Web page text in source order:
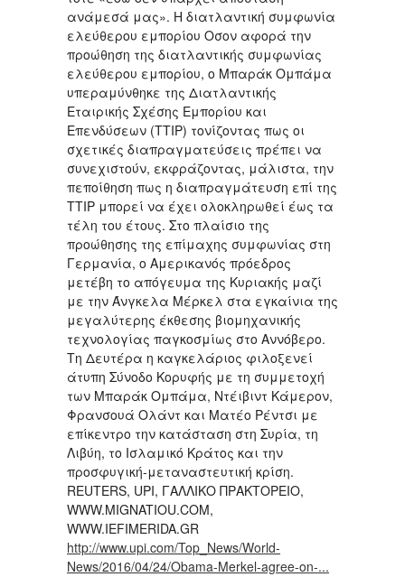
ανάμεσά μας». Η διατλαντική συμφωνία
ελεύθερου εμπορίου Οσον αφορά την
προώθηση της διατλαντικής συμφωνίας
ελεύθερου εμπορίου, ο Μπαράκ Ομπάμα
υπεραμύνθηκε της Διατλαντικής
Εταιρικής Σχέσης Εμπορίου και
Επενδύσεων (TTIP) τονίζοντας πως οι
σχετικές διαπραγματεύσεις πρέπει να
συνεχιστούν, εκφράζοντας, μάλιστα, την
πεποίθηση πως η διαπραγμάτευση επί της
TTIP μπορεί να έχει ολοκληρωθεί έως τα
τέλη του έτους. Στο πλαίσιο της
προώθησης της επίμαχης συμφωνίας στη
Γερμανία, ο Αμερικανός πρόεδρος
μετέβη το απόγευμα της Κυριακής μαζί
με την Άνγκελα Μέρκελ στα εγκαίνια της
μεγαλύτερης έκθεσης βιομηχανικής
τεχνολογίας παγκοσμίως στο Αννόβερο.
Τη Δευτέρα η καγκελάριος φιλοξενεί
άτυπη Σύνοδο Κορυφής με τη συμμετοχή
των Μπαράκ Ομπάμα, Ντέιβιντ Κάμερον,
Φρανσουά Ολάντ και Ματέο Ρέντσι με
επίκεντρο την κατάσταση στη Συρία, τη
Λιβύη, το Ισλαμικό Κράτος και την
προσφυγική-μεταναστευτική κρίση.
REUTERS, UPI, ΓΑΛΛΙΚΟ ΠΡΑΚΤΟΡΕΙΟ,
WWW.MIGNATIOU.COM,
WWW.IEFIMERIDA.GR
http://www.upi.com/Top_News/World-
News/2016/04/24/Obama-Merkel-agree-on-...